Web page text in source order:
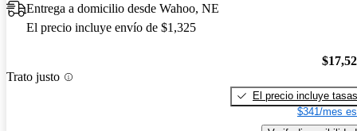
Entrega a domicilio desde Wahoo, NE
El precio incluye envío de $1,325
Trato justo
El precio incluye tasas
$341/mes